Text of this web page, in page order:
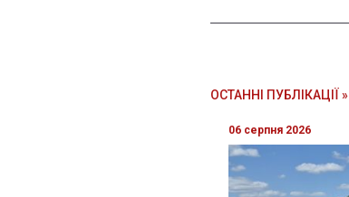
ОСТАННІ ПУБЛІКАЦІЇ »
06 серпня 2026